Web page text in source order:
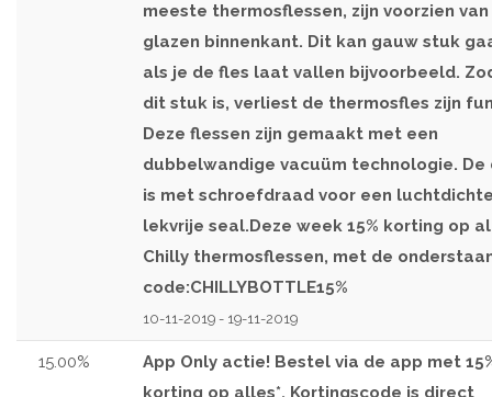
meeste thermosflessen, zijn voorzien
glazen binnenkant. Dit kan gauw stuk
als je de fles laat vallen bijvoorbeeld.
dit stuk is, verliest de thermosfles zijn
Deze flessen zijn gemaakt met een
dubbelwandige vacuüm technologie. De
is met schroefdraad voor een
lekvrije seal.Deze week 15% korting op
Chilly thermosflessen, met de
code:CHILLYBOTTLE15%
10-11-2019 - 19-11-2019
15.00%
App Only actie! Bestel via de app met
korting op alles*. Kortingscode is direct